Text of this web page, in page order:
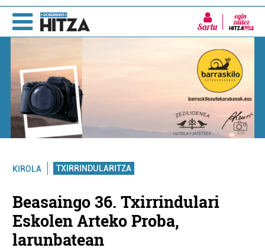
Sartu
KIROLA TXIRRINDULARITZA
Beasaingo 36. Txirrindulari
Eskolen Arteko Proba,
larunbatean